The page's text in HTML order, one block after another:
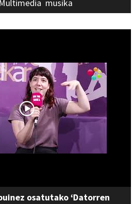
Multimedia musika
osatutako ‘Datorren